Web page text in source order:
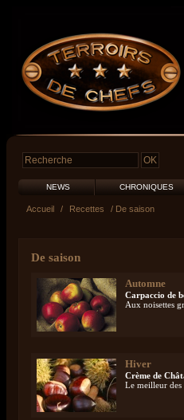
NEWS CHRONIQUES
Accueil / Recettes / De saison
De saison
Automne
Carpaccio de
Aux noisettes
Hiver
Crème de
Le meilleur des